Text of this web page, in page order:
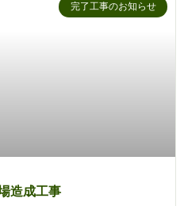
完了工事のお知らせ
造成工事